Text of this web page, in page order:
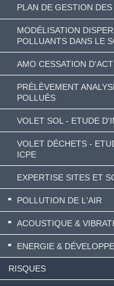
PLAN DE GESTION
MODÉLISATION
POLLUANTS DANS LE
AMO CESSATION
PRÉLÈVEMENT
POLLUÉS
VOLET SOL - ETUDE
VOLET DÉCHETS -
ICPE
EXPERTISE SITES ET
POLLUTION DE L'AIR
ACOUSTIQUE &
ENERGIE &
RISQUES